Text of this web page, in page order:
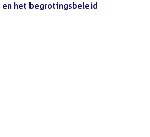
en het begrotingsbeleid